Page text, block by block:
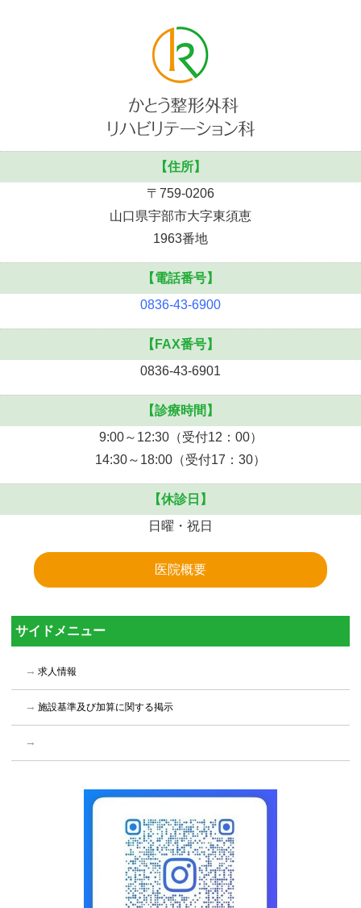
【住所】
〒759-0206
山口県宇部市大字東須恵
1963番地
【電話番号】
0836-43-6900
【FAX番号】
0836-43-6901
【診療時間】
9:00～12:30（受付12：00）
14:30～18:00（受付17：30）
【休診日】
日曜・祝日
医院概要
サイドメニュー
求人情報
施設基準及び加算に関する掲示